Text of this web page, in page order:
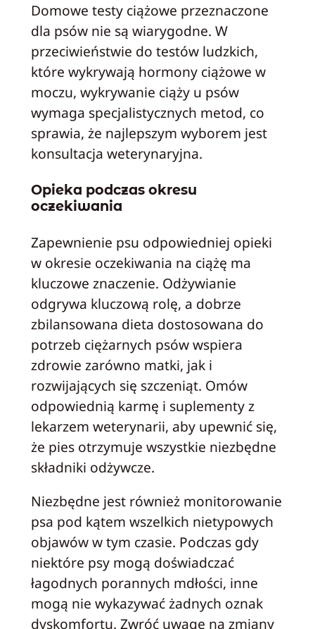
Domowe testy ciążowe przeznaczone
dla psów nie są wiarygodne. W
przeciwieństwie do testów ludzkich,
które wykrywają hormony ciążowe w
moczu, wykrywanie ciąży u psów
wymaga specjalistycznych metod, co
sprawia, że najlepszym wyborem jest
konsultacja weterynaryjna.
Opieka podczas okresu
oczekiwania
Zapewnienie psu odpowiedniej opieki
w okresie oczekiwania na ciążę ma
kluczowe znaczenie. Odżywianie
odgrywa kluczową rolę, a dobrze
zbilansowana dieta dostosowana do
potrzeb ciężarnych psów wspiera
zdrowie zarówno matki, jak i
rozwijających się szczeniąt. Omów
odpowiednią karmę i suplementy z
lekarzem weterynarii, aby upewnić się,
że pies otrzymuje wszystkie niezbędne
składniki odżywcze.
Niezbędne jest również monitorowanie
psa pod kątem wszelkich nietypowych
objawów w tym czasie. Podczas gdy
niektóre psy mogą doświadczać
łagodnych porannych mdłości, inne
mogą nie wykazywać żadnych oznak
dyskomfortu. Zwróć uwagę na zmiany